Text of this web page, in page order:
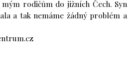
rodičům do jižních Čech. Syn
a tak nemáme žádný problém a